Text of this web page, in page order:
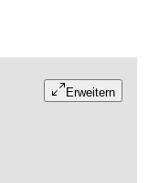
Erweitern